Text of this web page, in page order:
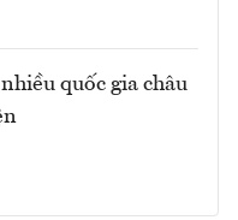
quốc gia châu